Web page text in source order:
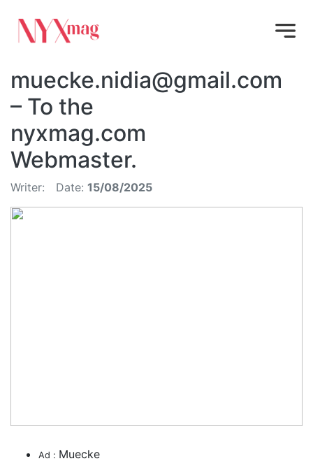
muecke.nidia@gmail.com
– To the
nyxmag.com
Webmaster.
Writer: Date: 15/08/2025
Ad : Muecke